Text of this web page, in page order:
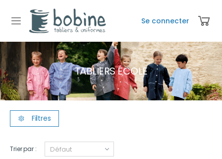
Se connecter
TABLIERS ÉCOLE
Filtres
Trier par :